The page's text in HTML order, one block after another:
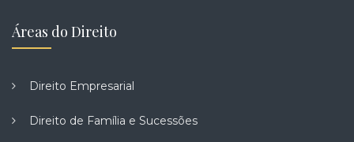
Áreas do Direito
Direito Empresarial
Direito de Família e Sucessões